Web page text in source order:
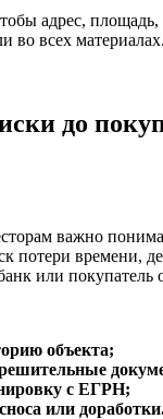
адрес,
во всех материалах.
до
важно
потери времени,
или покупатель
объекта;
с ЕГРН;
или